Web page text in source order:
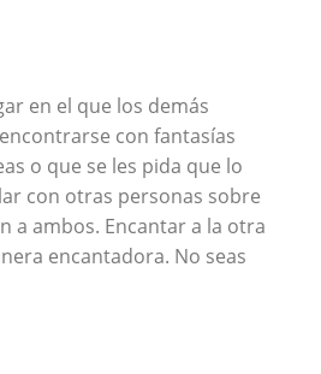
en el que los demás
con fantasías
o que se les pida que lo
con otras personas sobre
a ambos. Encantar a la otra
encantadora. No seas